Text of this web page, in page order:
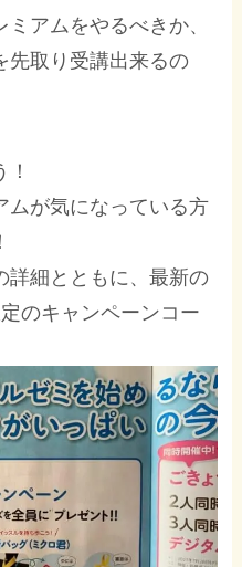
アムをやるべきか、
先取り受講出来るの
ムが気になっている方
詳細とともに、最新の
のキャンペーンコー